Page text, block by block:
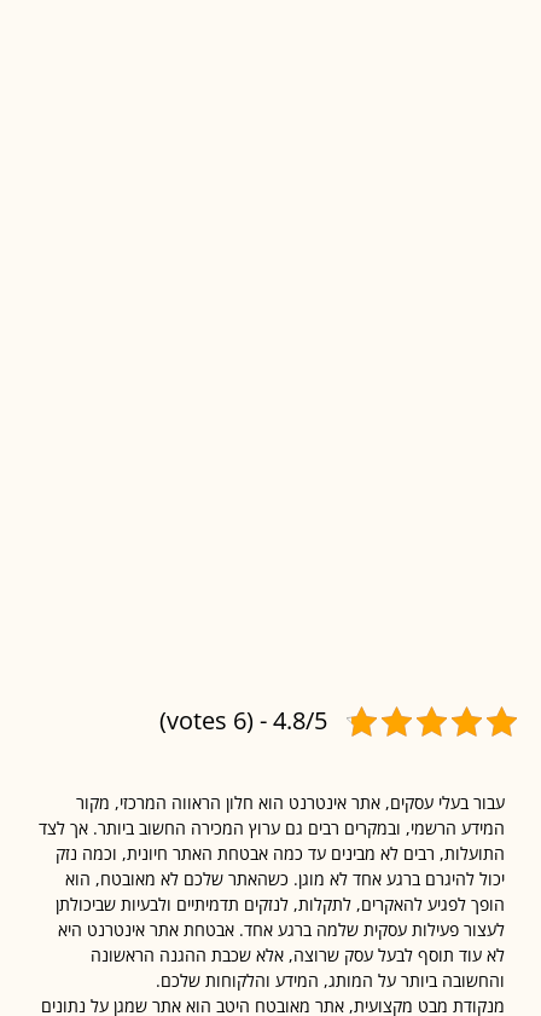
4.8/5 - (6 votes)
בעלי עסקים, אתר אינטרנט הוא חלון הראווה המרכזי, מקור
הרשמי, ובמקרים רבים גם ערוץ המכירה החשוב ביותר. אך לצד
רבים לא מבינים עד כמה אבטחת האתר חיונית, וכמה נזק
להיגרם ברגע אחד לא מוגן. כשהאתר שלכם לא מאובטח, הוא
לפגיע להאקרים, לתקלות, לנזקים תדמיתיים ולבעיות שביכולתן
פעילות עסקית שלמה ברגע אחד. אבטחת אתר אינטרנט היא
תוסף לבעל עסק שרוצה, אלא שכבת ההגנה הראשונה
ביותר על המותג, המידע והלקוחות שלכם.
מבט מקצועית, אתר מאובטח היטב הוא אתר שמגן על נתונים